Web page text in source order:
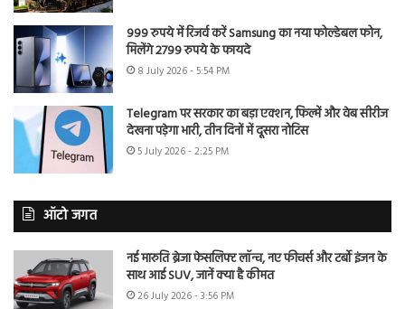
999 रुपये में रिजर्व करें Samsung का नया फोल्डेबल फोन,
मिलेंगे 2799 रुपये के फायदे
8 July 2026 - 5:54 PM
Telegram पर सरकार का बड़ा एक्शन, फिल्में और वेब सीरीज
देखना पड़ेगा भारी, तीन दिनों में दूसरा नोटिस
5 July 2026 - 2:25 PM
ऑटो जगत
नई मारुति ब्रेजा फेसलिफ्ट लॉन्च, नए फीचर्स और टर्बो इंजन के
साथ आई SUV, जानें क्या है कीमत
26 July 2026 - 3:56 PM